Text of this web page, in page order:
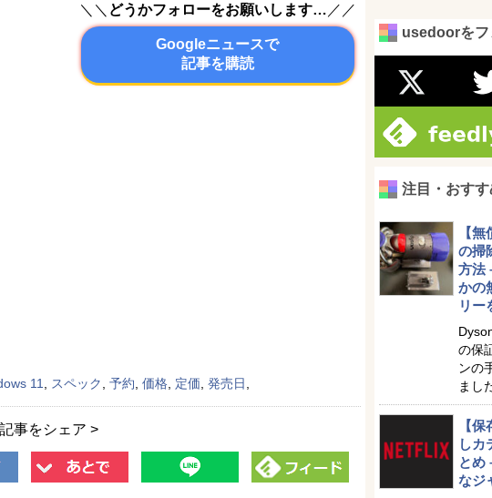
＼＼ どうかフォローをお願いします… ／／
Googleニュースで
記事を購読
11 スペック 予約 価格 定価 発売日
事をシェア >
usedoorをフ
注目・おす
【
の掃
方法
かの
リー
の保
ンの
まし
【
しカ
とめ
なジ